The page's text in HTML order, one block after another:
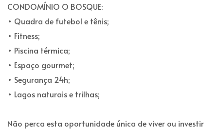
CONDOMÍNIO O BOSQUE:
• Quadra de futebol e tênis;
• Fitness;
• Piscina térmica;
• Espaço gourmet;
• Segurança 24h;
• Lagos naturais e trilhas;
Não perca esta oportunidade única de viver ou investir